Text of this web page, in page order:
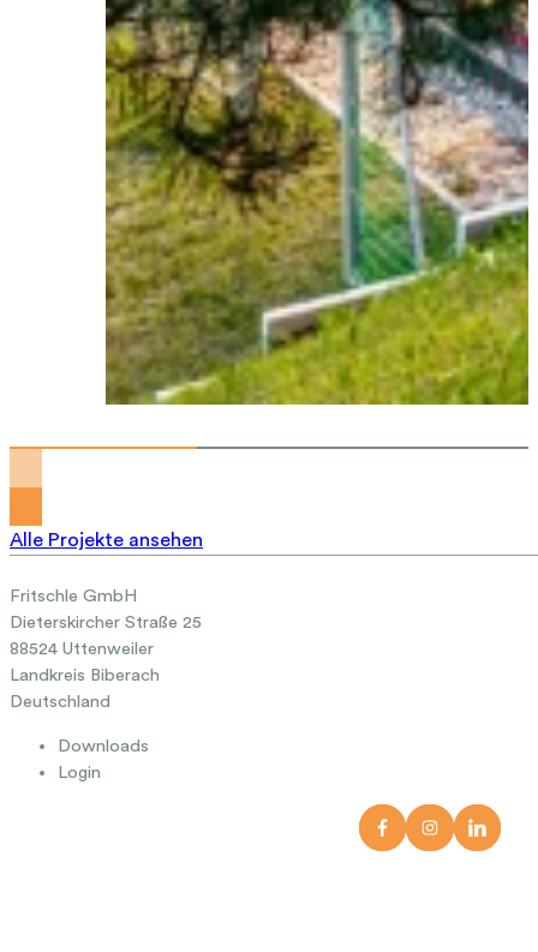
Alle Projekte ansehen
Fritschle GmbH
Dieterskircher Straße 25
88524 Uttenweiler
Landkreis Biberach
Deutschland
Downloads
Login